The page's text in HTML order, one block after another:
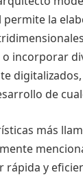
la
incorporar
de
más
rápida y